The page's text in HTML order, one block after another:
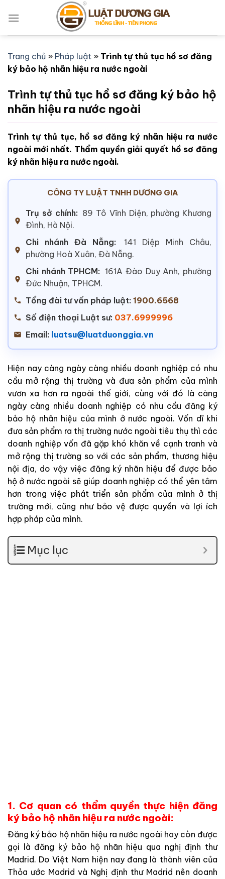
qua
Trang chủ » Pháp luật » Trình tự thủ tục hồ sơ đăng
ký bảo hộ nhãn hiệu ra nước ngoài
Trình tự thủ tục hồ sơ đăng ký bảo hộ
nhãn hiệu ra nước ngoài
Trình tự thủ tục, hồ sơ đăng ký nhãn hiệu ra nước
ngoài mới nhất. Thẩm quyền giải quyết hồ sơ đăng
ký nhãn hiệu ra nước ngoài.
CÔNG TY LUẬT TNHH DƯƠNG GIA
Trụ sở chính: 89 Tô Vĩnh Diện, phường Khương
Đình, Hà Nội.
Chi nhánh Đà Nẵng:
141 Diệp Minh Châu,
phường Hoà Xuân, Đà Nẵng.
Chi nhánh TPHCM: 161A Đào Duy Anh, phường
Đức Nhuận, TPHCM.
Tổng đài tư vấn pháp luật: 1900.6568
Số điện thoại Luật sư: 037.6999996
Email: luatsu@luatduonggia.vn
Hiện nay càng ngày càng nhiều doanh nghiệp có nhu
cầu mở rộng thị trường và đưa sản phẩm của mình
vươn xa hơn ra ngoài thế giới, cùng với đó là càng
ngày càng nhiều doanh nghiệp có nhu cầu đăng ký
bảo hộ nhãn hiệu của mình ở nước ngoài. Vốn dĩ khi
đưa sản phẩm ra thị trường nước ngoài tiêu thụ thì các
doanh nghiệp vốn đã gặp khó khăn về cạnh tranh và
mở rộng thị trường so với các sản phẩm, thương hiệu
nội địa, do vậy việc đăng ký nhãn hiệu để được bảo
hộ ở nước ngoài sẽ giúp doanh nghiệp có thể yên tâm
hơn trong việc phát triển sản phẩm của mình ở thị
trường mới, cũng như bảo vệ được quyền và lợi ích
hợp pháp của mình.
Mục lục
1. Cơ quan có thẩm quyền thực hiện đăng
ký bảo hộ nhãn hiệu ra nước ngoài:
Đăng ký bảo hộ nhãn hiệu ra nước ngoài hay còn được
gọi là đăng ký bảo hộ nhãn hiệu qua nghị định thư
Madrid. Do Việt Nam hiện nay đang là thành viên của
Thỏa ước Madrid và Nghị định thư Madrid nên doanh